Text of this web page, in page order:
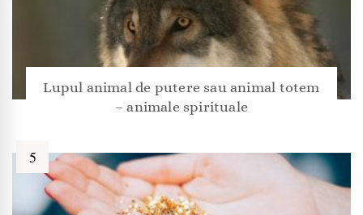
Lupul animal de putere sau animal totem
– animale spirituale